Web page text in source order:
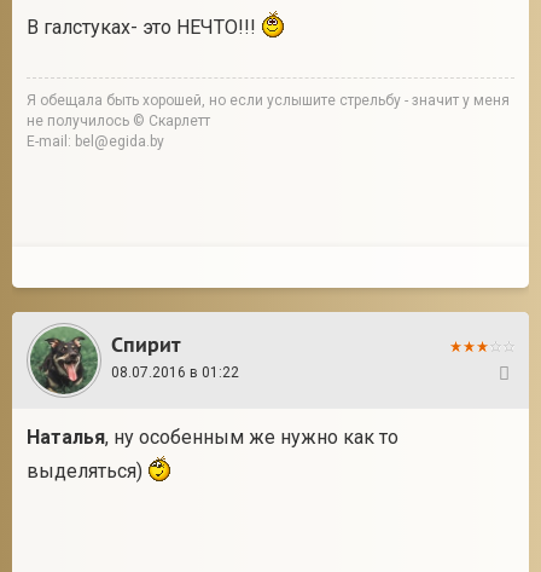
В галстуках- это НЕЧТО!!!
Я обещала быть хорошей, но если услышите стрельбу - значит у меня
не получилось © Скарлетт
E-mail: bel@egida.by
Спирит
08.07.2016 в 01:22
Наталья, ну особенным же нужно как то
выделяться)